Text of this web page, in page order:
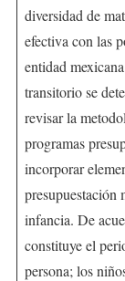
diversidad de
efectiva con las
entidad
transitorio se
revisar la
programas
incorporar
presupuestación
infancia. De
constituye el
persona; los